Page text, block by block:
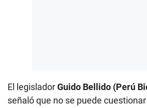
El legisladorGuido Bellido (Perú
señaló que no se puede